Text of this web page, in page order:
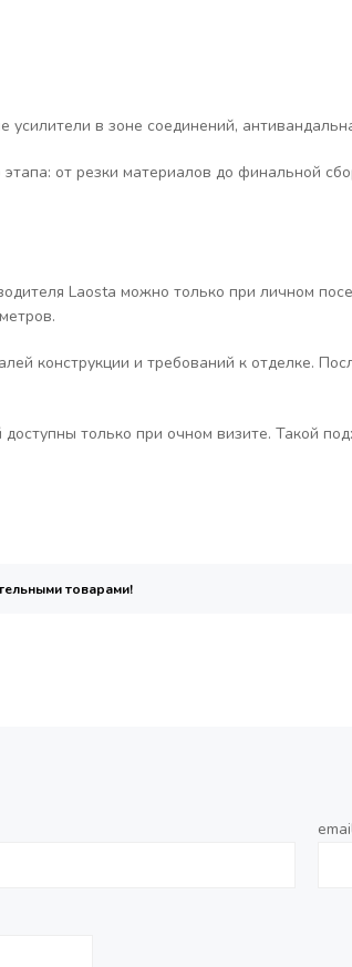
в зоне соединений,
от резки материалов до финальной
Laosta можно только при личном
конструкции и требований к отделке.
только при очном визите. Такой
товарами!